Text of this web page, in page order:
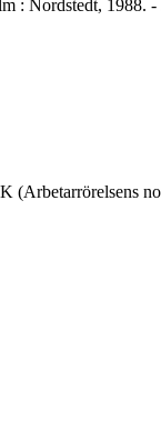
: Nordstedt, 1988.